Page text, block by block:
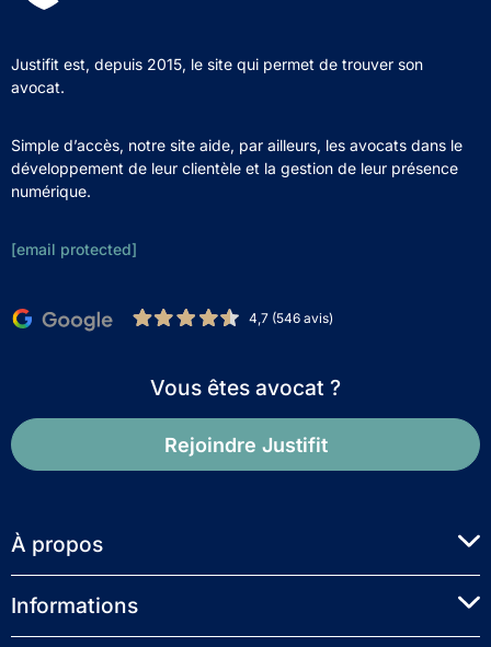
Justifit est, depuis 2015, le site qui permet de trouver son
avocat.
Simple d’accès, notre site aide, par ailleurs, les avocats dans le
développement de leur clientèle et la gestion de leur présence
numérique.
[email protected]
4,7 (546 avis)
Vous êtes avocat ?
Rejoindre Justifit
À propos
Informations